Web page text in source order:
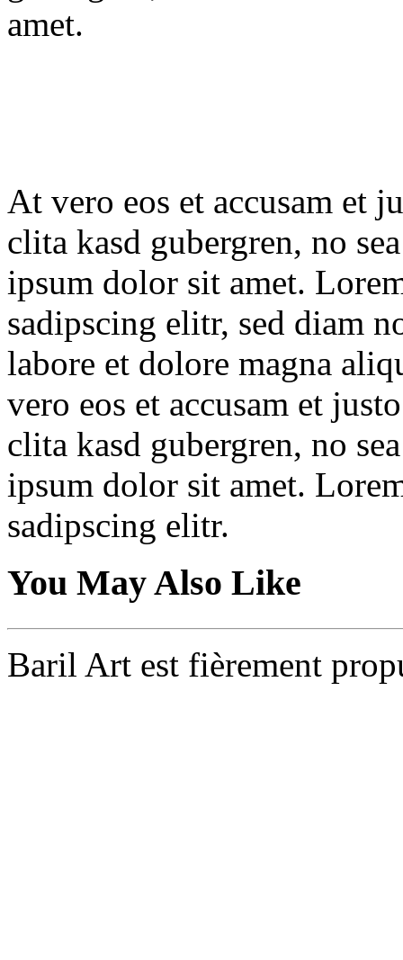
amet.
At vero eos et accusam et
clita kasd gubergren, no
ipsum dolor sit amet.
sadipscing elitr, sed diam
labore et dolore magna
vero eos et accusam et
clita kasd gubergren, no
ipsum dolor sit amet.
sadipscing elitr.
You May Also Like
Baril Art est fièrement